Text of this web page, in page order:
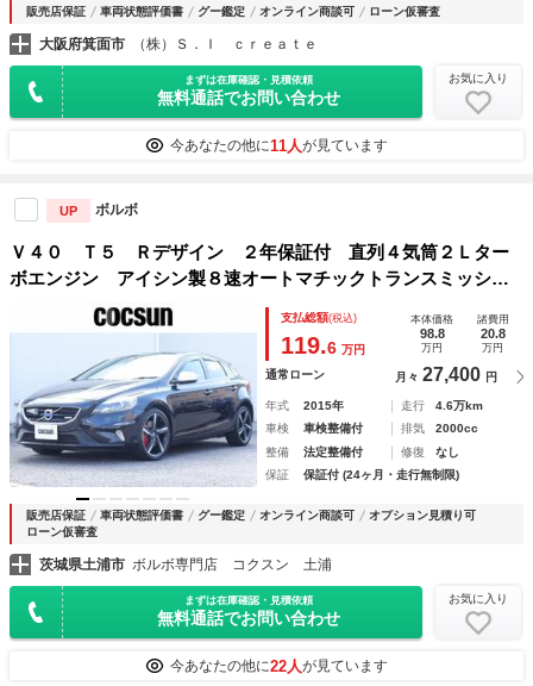
販売店保証 車両状態評価書 グー鑑定 オンライン商談可 ローン仮審査
大阪府箕面市 （株）Ｓ．Ｉ ｃｒｅａｔｅ
まずは在庫確認・見積依頼
無料通話でお問い合わせ
お気に入り
今あなたの他に11人が見ています
UP ボルボ
Ｖ４０ Ｔ５ Ｒデザイン ２年保証付 直列４気筒２Ｌター
ボエンジン アイシン製８速オートマチックトランスミッショ
ン オフブラック本革シート パワーシート シートヒータ
ー ナビゲーション リアビューカメラ ドライブレコーダー
支払総額(税込)
119.6 万円
本体価格
98.8
万円
諸費用
20.8
万円
通常ローン 月々 27,400 円
年式 2015年 走行
4.6万km
車検
車検整備付 排気
2000cc
整備
法定整備付 修復
なし
保証
保証付 (24ヶ月・走行無制限)
販売店保証 車両状態評価書 グー鑑定 オンライン商談可
オプション見積り可
ローン仮審査
茨城県土浦市 ボルボ専門店 コクスン 土浦
まずは在庫確認・見積依頼
無料通話でお問い合わせ
お気に入り
今あなたの他に22人が見ています